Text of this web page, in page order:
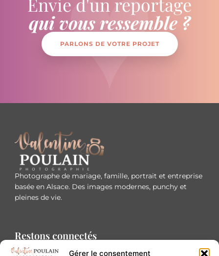
Gérer le consentement
qui vous ressemble ?
PARLONS DE VOTRE PROJET
Photographe de mariage, famille, portrait et entreprise
basée en Alsace. Des images modernes, punchy et
pleines de vie.
Restons connectés